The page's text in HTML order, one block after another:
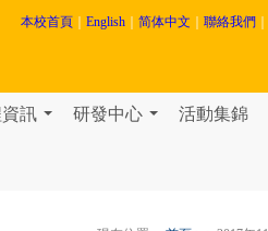
本校首頁 English 简体中文 聯絡我們
訊 研發中心 活動集錦